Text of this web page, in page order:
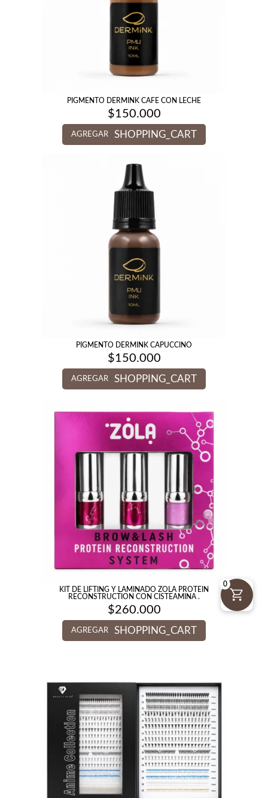
PIGMENTO DERMINK CAFE CON LECHE
$150.000
AGREGAR SHOPPING_CART
PIGMENTO DERMINK CAPUCCINO
$150.000
AGREGAR SHOPPING_CART
KIT DE LIFTING Y LAMINADO ZOLA PROTEIN
RECONSTRUCTION CON CISTEAMINA .
$260.000
AGREGAR SHOPPING_CART
0